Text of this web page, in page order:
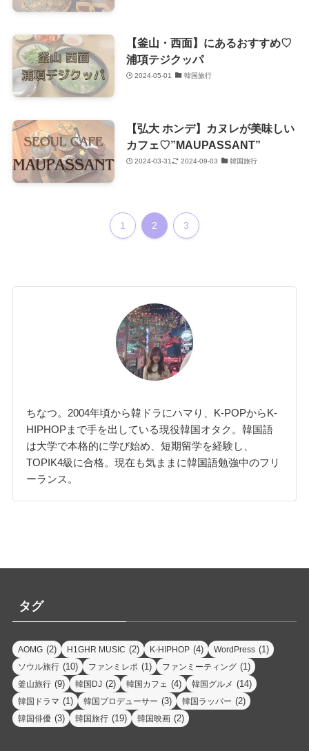
【釜山・西面】にあるおすすめ♡
浦項テジクッパ
2024-05-01 韓国旅行
【弘大 ホンデ】カヌレが美味しい
カフェ♡”MAUPASSANT”
2024-03-31 2024-09-03 韓国旅行
1 2 3
ちなつ。2004年頃から韓ドラにハマり、K-POPからK-
HIPHOPまで手を出している現役韓国オタク。韓国語
は大学で本格的に学び始め、短期留学を経験し、
TOPIK4級に合格。現在も気ままに韓国語勉強中のフリ
ーランス。
タグ
AOMG (2) H1GHR MUSIC (2) K-HIPHOP (4) WordPress (1)
ソウル旅行 (10) ファンミレポ (1) ファンミーティング (1)
釜山旅行 (9) 韓国DJ (2) 韓国カフェ (4) 韓国グルメ (14)
韓国ドラマ (1) 韓国プロデューサー (3) 韓国ラッパー (2)
韓国俳優 (3) 韓国旅行 (19) 韓国映画 (2)